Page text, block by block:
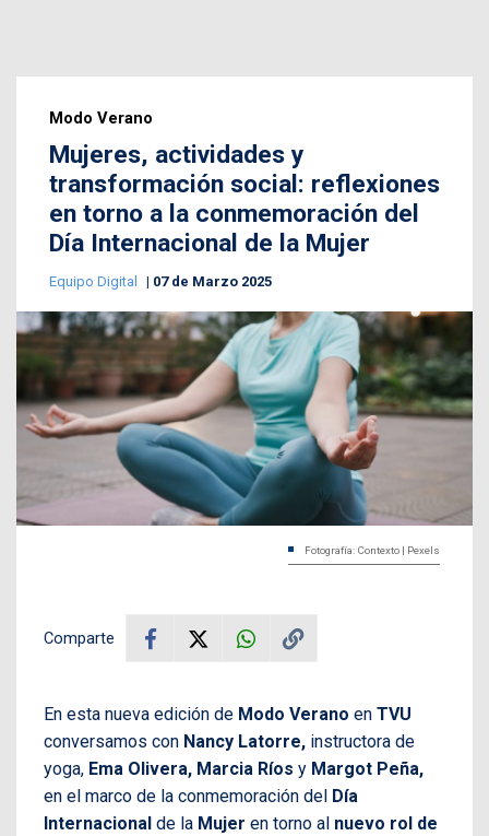
Modo Verano
Mujeres, actividades y
transformación social: reflexiones
en torno a la conmemoración del
Día Internacional de la Mujer
Equipo Digital 07 de Marzo 2025
Fotografía: Contexto | Pexels
Comparte
En esta nueva edición de Modo Verano en TVU
conversamos con Nancy Latorre, instructora de
yoga, Ema Olivera, Marcia Ríos y Margot Peña,
en el marco de la conmemoración del Día
Internacional de la Mujer en torno al nuevo rol de